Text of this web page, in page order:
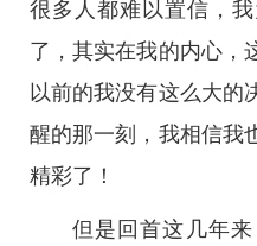
很多人都难以置信，
了，其实在我的内心，
以前的我没有这么大的
醒的那一刻，我相信我
精彩了！
但是回首这几年